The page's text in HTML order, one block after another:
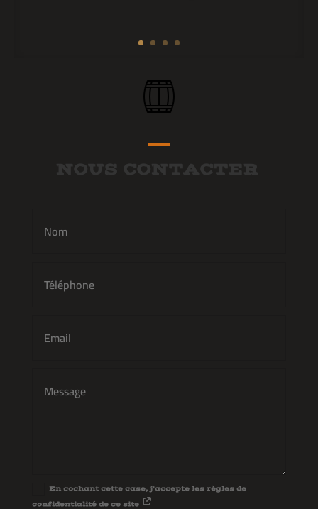
NOUS CONTACTER
En cochant cette case, j'accepte les règles de
confidentialité de ce site